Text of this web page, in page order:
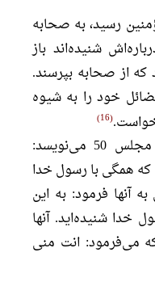
رسید، به صحابه
شنیده‌اند باز
که از صحابه بپرسند.
خود را به شیوه
16
قاضی محاملی در امالی خود مجلس 50 می‌نویسد:
که همگی با رسول خدا
آنها فرمود: به این
خدا شنیده‌اید. آنها
می‌فرمود: انت منی